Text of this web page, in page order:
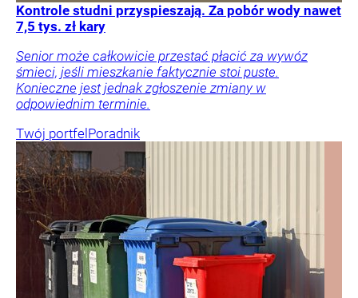
Kontrole studni przyspieszają. Za pobór wody nawet
7,5 tys. zł kary
Senior może całkowicie przestać płacić za wywóz
śmieci, jeśli mieszkanie faktycznie stoi puste.
Konieczne jest jednak zgłoszenie zmiany w
odpowiednim terminie.
Twój portfelPoradnik